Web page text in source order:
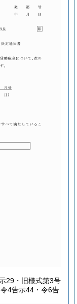
29・旧様式第3号
4告示44・令6告